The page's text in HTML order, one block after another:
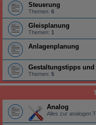
Steuerung
Themen: 6
Gleisplanung
Themen: 1
Anlagenplanung
Gestaltungstipps und
Themen: 5
Analog
Alles zur analogen